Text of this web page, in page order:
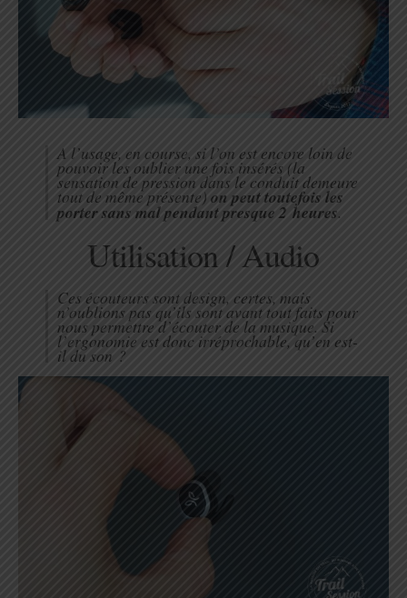
A l’usage, en course, si l’on est encore loin de
pouvoir les oublier une fois insérés (la
sensation de pression dans le conduit demeure
tout de même présente) on peut toutefois les
porter sans mal pendant presque 2 heures.
Utilisation / Audio
Ces écouteurs sont design, certes, mais
n’oublions pas qu’ils sont avant tout faits pour
nous permettre d’écouter de la musique. Si
l’ergonomie est donc irréprochable, qu’en est-
il du son ?